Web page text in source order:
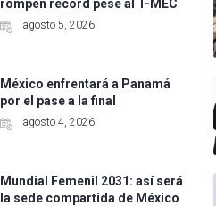
rompen récord pese al T-MEC
agosto 5, 2026
México enfrentará a Panamá
por el pase a la final
agosto 4, 2026
Mundial Femenil 2031: así será
la sede compartida de México